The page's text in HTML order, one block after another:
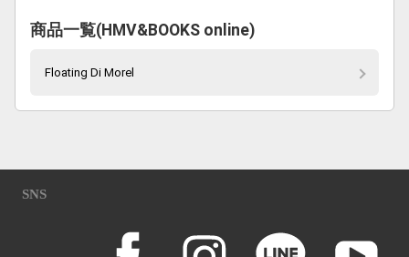
商品一覧(HMV&BOOKS online)
Floating Di Morel
SNS